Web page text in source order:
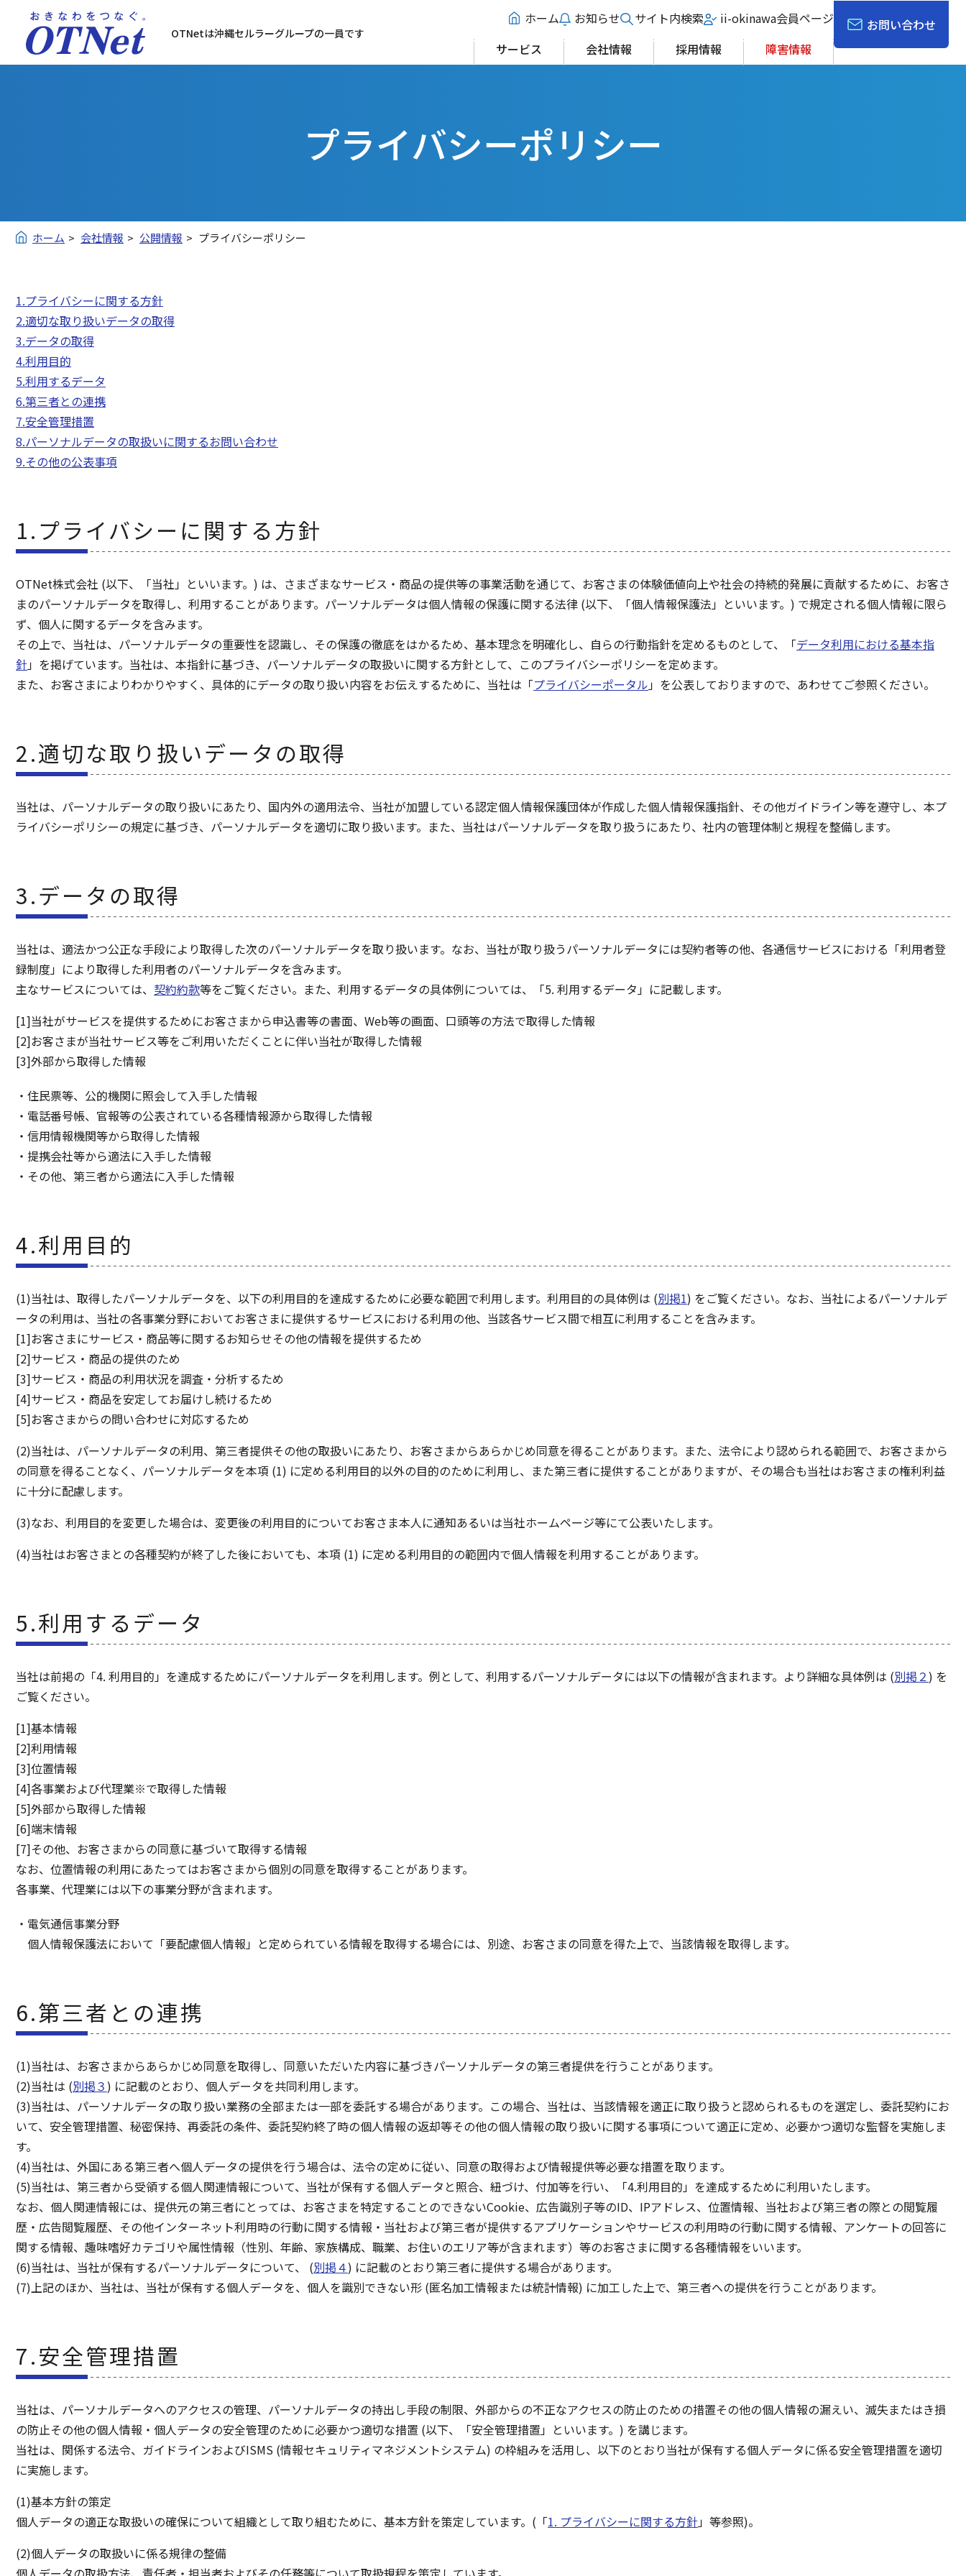
OTNetは沖縄セルラーグループの一員です
ホーム お知らせ サイト内検索
ii-okinawa会員ページ
サービス
会社情報 採用情報 障害情報
お問い合わせ
プライバシーポリシー
ホーム 会社情報 公開情報 プライバシーポリシー
1.プライバシーに関する方針
2.適切な取り扱いデータの取得
3.データの取得
4.利用目的
5.利用するデータ
6.第三者との連携
7.安全管理措置
8.パーソナルデータの取扱いに関するお問い合わせ
9.その他の公表事項
1.プライバシーに関する方針
OTNet株式会社 (以下、「当社」といいます。) は、さまざまなサービス・商品の提供等の事業活動を通じて、お客さまの体験価値向上や社会の持続的発展に貢献するために、お客さ
まのパーソナルデータを取得し、利用することがあります。パーソナルデータは個人情報の保護に関する法律 (以下、「個人情報保護法」といいます。) で規定される個人情報に限ら
ず、個人に関するデータを含みます。
その上で、当社は、パーソナルデータの重要性を認識し、その保護の徹底をはかるため、基本理念を明確化し、自らの行動指針を定めるものとして、「データ利用における基本指
針」を掲げています。当社は、本指針に基づき、パーソナルデータの取扱いに関する方針として、このプライバシーポリシーを定めます。
また、お客さまによりわかりやすく、具体的にデータの取り扱い内容をお伝えするために、当社は「プライバシーポータル」を公表しておりますので、あわせてご参照ください。
2.適切な取り扱いデータの取得
当社は、パーソナルデータの取り扱いにあたり、国内外の適用法令、当社が加盟している認定個人情報保護団体が作成した個人情報保護指針、その他ガイドライン等を遵守し、本プ
ライバシーポリシーの規定に基づき、パーソナルデータを適切に取り扱います。また、当社はパーソナルデータを取り扱うにあたり、社内の管理体制と規程を整備します。
3.データの取得
当社は、適法かつ公正な手段により取得した次のパーソナルデータを取り扱います。なお、当社が取り扱うパーソナルデータには契約者等の他、各通信サービスにおける「利用者登
録制度」により取得した利用者のパーソナルデータを含みます。
主なサービスについては、 契約約款等をご覧ください。また、利用するデータの具体例については、「5. 利用するデータ」に記載します。
[1]当社がサービスを提供するためにお客さまから申込書等の書面、Web等の画面、口頭等の方法で取得した情報
[2]お客さまが当社サービス等をご利用いただくことに伴い当社が取得した情報
[3]外部から取得した情報
住民票等、公的機関に照会して入手した情報
電話番号帳、官報等の公表されている各種情報源から取得した情報
信用情報機関等から取得した情報
提携会社等から適法に入手した情報
その他、第三者から適法に入手した情報
4.利用目的
(1)当社は、取得したパーソナルデータを、以下の利用目的を達成するために必要な範囲で利用します。利用目的の具体例は (別掲1) をご覧ください。なお、当社によるパーソナルデ
ータの利用は、当社の各事業分野においてお客さまに提供するサービスにおける利用の他、当該各サービス間で相互に利用することを含みます。
[1]お客さまにサービス・商品等に関するお知らせその他の情報を提供するため
[2]サービス・商品の提供のため
[3]サービス・商品の利用状況を調査・分析するため
[4]サービス・商品を安定してお届けし続けるため
[5]お客さまからの問い合わせに対応するため
(2)当社は、パーソナルデータの利用、第三者提供その他の取扱いにあたり、お客さまからあらかじめ同意を得ることがあります。また、法令により認められる範囲で、お客さまから
の同意を得ることなく、パーソナルデータを本項 (1) に定める利用目的以外の目的のために利用し、また第三者に提供することがありますが、その場合も当社はお客さまの権利利益
に十分に配慮します。
(3)なお、利用目的を変更した場合は、変更後の利用目的についてお客さま本人に通知あるいは当社ホームページ等にて公表いたします。
(4)当社はお客さまとの各種契約が終了した後においても、本項 (1) に定める利用目的の範囲内で個人情報を利用することがあります。
5.利用するデータ
当社は前掲の「4. 利用目的」を達成するためにパーソナルデータを利用します。例として、利用するパーソナルデータには以下の情報が含まれます。より詳細な具体例は (別掲２) を
ご覧ください。
[1]基本情報
[2]利用情報
[3]位置情報
[4]各事業および代理業※で取得した情報
[5]外部から取得した情報
[6]端末情報
[7]その他、お客さまからの同意に基づいて取得する情報
なお、位置情報の利用にあたってはお客さまから個別の同意を取得することがあります。
各事業、代理業には以下の事業分野が含まれます。
電気通信事業分野
個人情報保護法において「要配慮個人情報」と定められている情報を取得する場合には、別途、お客さまの同意を得た上で、当該情報を取得します。
6.第三者との連携
(1)当社は、お客さまからあらかじめ同意を取得し、同意いただいた内容に基づきパーソナルデータの第三者提供を行うことがあります。
(2)当社は (別掲３) に記載のとおり、個人データを共同利用します。
(3)当社は、パーソナルデータの取り扱い業務の全部または一部を委託する場合があります。この場合、当社は、当該情報を適正に取り扱うと認められるものを選定し、委託契約にお
いて、安全管理措置、秘密保持、再委託の条件、委託契約終了時の個人情報の返却等その他の個人情報の取り扱いに関する事項について適正に定め、必要かつ適切な監督を実施しま
す。
(4)当社は、外国にある第三者へ個人データの提供を行う場合は、法令の定めに従い、同意の取得および情報提供等必要な措置を取ります。
(5)当社は、第三者から受領する個人関連情報について、当社が保有する個人データと照合、紐づけ、付加等を行い、「4.利用目的」を達成するために利用いたします。
なお、個人関連情報には、提供元の第三者にとっては、お客さまを特定することのできないCookie、広告識別子等のID、IPアドレス、位置情報、当社および第三者の際との閲覧履
歴・広告閲覧履歴、その他インターネット利用時の行動に関する情報・当社および第三者が提供するアプリケーションやサービスの利用時の行動に関する情報、アンケートの回答に
関する情報、趣味嗜好カテゴリや属性情報（性別、年齢、家族構成、職業、お住いのエリア等が含まれます）等のお客さまに関する各種情報をいいます。
(6)当社は、当社が保有するパーソナルデータについて、 (別掲４) に記載のとおり第三者に提供する場合があります。
(7)上記のほか、当社は、当社が保有する個人データを、個人を識別できない形 (匿名加工情報または統計情報) に加工した上で、第三者への提供を行うことがあります。
7.安全管理措置
当社は、パーソナルデータへのアクセスの管理、パーソナルデータの持出し手段の制限、外部からの不正なアクセスの防止のための措置その他の個人情報の漏えい、滅失またはき損
の防止その他の個人情報・個人データの安全管理のために必要かつ適切な措置 (以下、「安全管理措置」といいます。) を講じます。
当社は、関係する法令、ガイドラインおよびISMS (情報セキュリティマネジメントシステム) の枠組みを活用し、以下のとおり当社が保有する個人データに係る安全管理措置を適切
に実施します。
(1)基本方針の策定
個人データの適正な取扱いの確保について組織として取り組むために、基本方針を策定しています。(「1. プライバシーに関する方針」等参照)。
(2)個人データの取扱いに係る規律の整備